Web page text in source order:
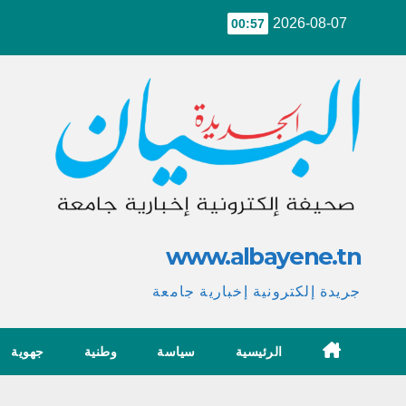
2026-08-07
00:57
www.albayene.tn
جريدة إلكترونية إخبارية جامعة
الرئيسية سياسة وطنية جهوية